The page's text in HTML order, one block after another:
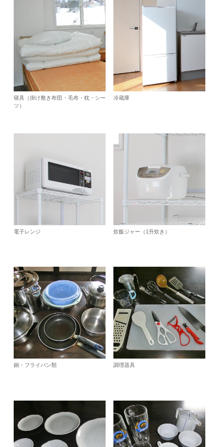
寝具（掛け敷き布団・毛布・枕・シー
ツ）
冷蔵庫
電子レンジ 炊飯ジャー（1升炊き）
鍋・フライパン類 調理器具